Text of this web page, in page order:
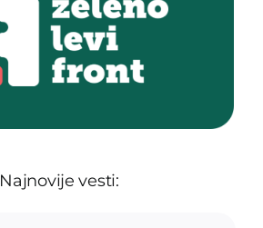
Najnovije vesti: